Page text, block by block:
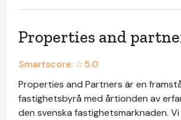
Properties and
Smartscore: ☆5.0
Properties and Partners är en
fastighetsbyrå med årtionden av
den svenska fastighetsmarknaden.